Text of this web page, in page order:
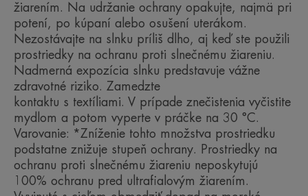
Ultraľahká "neviditeľná¹" vysoká
ochrana SPF50 pred UVB, UVA a
modrým svetlom HEV, vhodná pre
citlivú pleť¹.
Výhody
Ochrana proti slnečnému žiareniu: stabilné filtre
žiarením. Na udržanie ochrany opakujte, najmä pri
potení, po kúpaní alebo osušení uterákom.
Nezostávajte na slnku príliš dlho, aj keď ste použili
prostriedky na ochranu proti slnečnému žiareniu.
Nadmerná expozícia slnku predstavuje vážne
zdravotné riziko. Zamedzte
kontaktu s textíliami. V prípade znečistenia vyčistite
mydlom a potom vyperte v práčke na 30 °C.
Varovanie: *Zníženie tohto množstva prostriedku
podstatne znižuje stupeň ochrany. Prostriedky na
ochranu proti slnečnému žiareniu neposkytujú
100% ochranu pred ultrafialovým žiarením.